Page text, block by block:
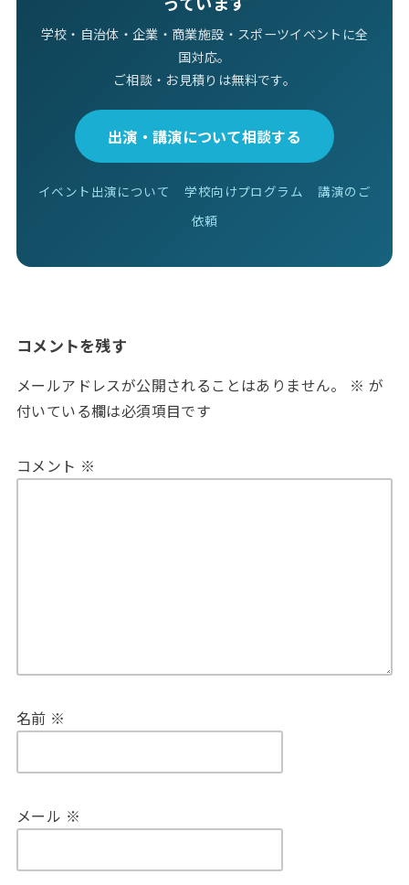
学校・自治体・企業・商業施設・スポーツイベントに全
国対応。
ご相談・お見積りは無料です。
出演・講演について相談する
イベント出演について 学校向けプログラム
講演のご
依頼
コメントを残す
メールアドレスが公開されることはありません。 ※ が
付いている欄は必須項目です
コメント ※
名前 ※
メール ※